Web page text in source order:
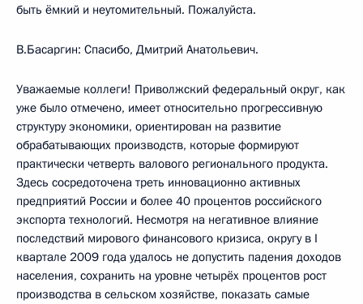
быть ёмкий и неутомительный. Пожалуйста.
В.Басаргин: Спасибо, Дмитрий Анатольевич.
Уважаемые коллеги! Приволжский федеральный округ, как
уже было отмечено, имеет относительно прогрессивную
структуру экономики, ориентирован на развитие
обрабатывающих производств, которые формируют
практически четверть валового регионального продукта.
Здесь сосредоточена треть инновационно активных
предприятий России и более 40 процентов российского
экспорта технологий. Несмотря на негативное влияние
последствий мирового финансового кризиса, округу в I
квартале 2009 года удалось не допустить падения доходов
населения, сохранить на уровне четырёх процентов рост
производства в сельском хозяйстве, показать самые